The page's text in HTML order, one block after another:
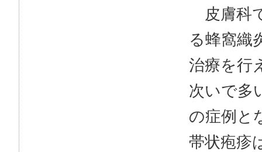
皮膚科
る蜂窩織
治療を行
次いで多
の症例と
帯状疱疹